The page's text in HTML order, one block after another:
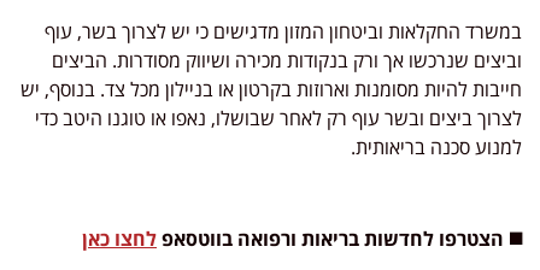
במשרד החקלאות וביטחון המזון מדגישים כי יש לצרוך בשר, עוף
וביצים שנרכשו אך ורק בנקודות מכירה ושיווק מסודרות. הביצים
חייבות להיות מסומנות וארוזות בקרטון או בניילון מכל צד. בנוסף, יש
לצרוך ביצים ובשר עוף רק לאחר שבושלו, נאפו או טוגנו היטב כדי
למנוע סכנה בריאותית.
◼️ הצטרפו לחדשות בריאות ורפואה בווטסאפלחצו כאן